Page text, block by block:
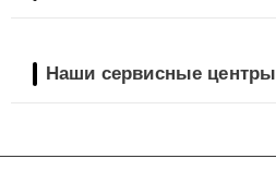
Наши сервисные центры